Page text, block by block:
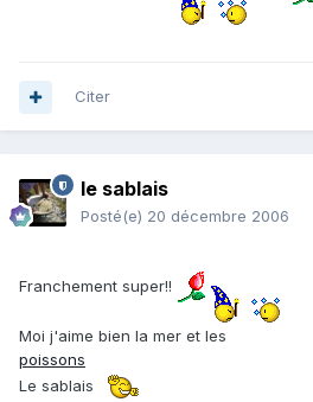
Citer
le sablais
Posté(e) 20 décembre 2006
Franchement super!!
Moi j'aime bien la mer et les
poissons
Le sablais